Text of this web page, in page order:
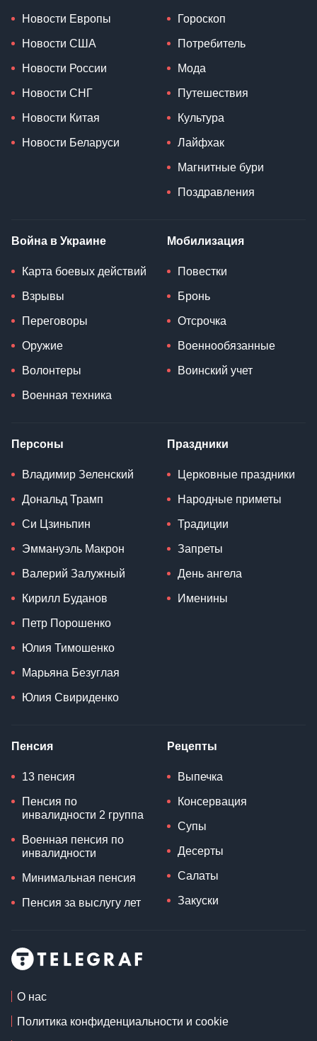
Новости Европы
Новости США
Новости России
Новости СНГ
Новости Китая
Новости Беларуси
Гороскоп
Потребитель
Мода
Путешествия
Культура
Лайфхак
Магнитные бури
Поздравления
Война в Украине
Карта боевых действий
Взрывы
Переговоры
Оружие
Волонтеры
Военная техника
Мобилизация
Повестки
Бронь
Отсрочка
Военнообязанные
Воинский учет
Персоны
Владимир Зеленский
Дональд Трамп
Си Цзиньпин
Эммануэль Макрон
Валерий Залужный
Кирилл Буданов
Петр Порошенко
Юлия Тимошенко
Марьяна Безуглая
Юлия Свириденко
Праздники
Церковные праздники
Народные приметы
Традиции
Запреты
День ангела
Именины
Пенсия
13 пенсия
Пенсия по
инвалидности 2 группа
Военная пенсия по
инвалидности
Минимальная пенсия
Пенсия за выслугу лет
Рецепты
Выпечка
Консервация
Супы
Десерты
Салаты
Закуски
О нас
Политика конфиденциальности и cookie